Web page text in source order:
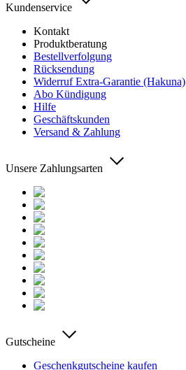
Kundenservice
Kontakt
Produktberatung
Bestellverfolgung
Rücksendung
Widerruf Extra-Garantie (Hakuna)
Abo Kündigung
Hilfe
Geschäftskunden
Versand & Zahlung
Unsere Zahlungsarten
Gutscheine
Geschenkgutscheine kaufen